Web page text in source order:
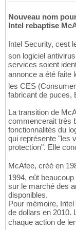
Nouveau nom
Intel rebaptise
Intel Security, cest
son logiciel
services soient
annonce a été faite
les CES
fabricant de puces,
La transition de
commencerait très
fonctionnalités du
qui représente "les
protection". Elle
McAfee, créé en
1994, eût
sur le marché des
disponibles.
Pour mémoire,
de dollars en 2010.
chaque action de